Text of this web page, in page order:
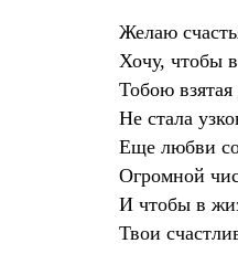
Желаю
Хочу, чтобы
Тобою взятая
Не стала
Еще любви
Огромной
И чтобы в
Твои